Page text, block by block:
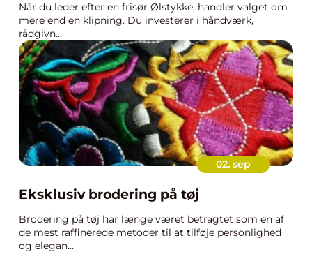
Når du leder efter en frisør Ølstykke, handler valget om
mere end en klipning. Du investerer i håndværk,
rådgivn...
02. sep
Eksklusiv brodering på tøj
Brodering på tøj har længe været betragtet som en af
de mest raffinerede metoder til at tilføje personlighed
og elegan...